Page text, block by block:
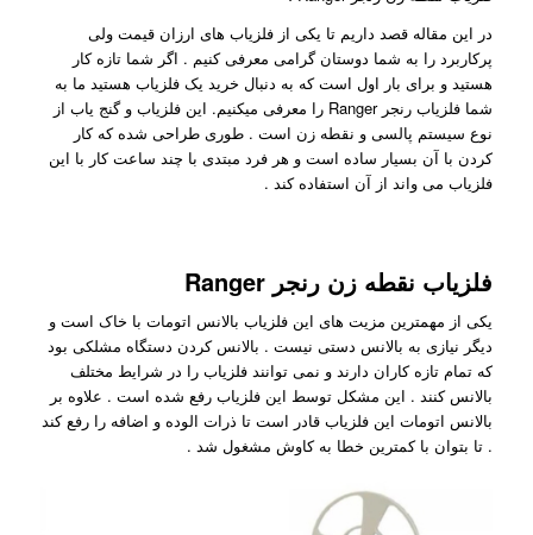
در این مقاله قصد داریم تا یکی از فلزیاب های ارزان قیمت ولی
پرکاربرد را به شما دوستان گرامی معرفی کنیم . اگر شما تازه کار
هستید و برای بار اول است که به دنبال خرید یک فلزیاب هستید ما به
شما فلزیاب رنجر Ranger را معرفی میکنیم. این فلزیاب و گنج یاب از
نوع سیستم پالسی و نقطه زن است . طوری طراحی شده که کار
کردن با آن بسیار ساده است و هر فرد مبتدی با چند ساعت کار با این
فلزیاب می واند از آن استفاده کند .
فلزیاب نقطه زن رنجر Ranger
یکی از مهمترین مزیت های این فلزیاب بالانس اتومات با خاک است و
دیگر نیازی به بالانس دستی نیست . بالانس کردن دستگاه مشلکی بود
که تمام تازه کاران دارند و نمی توانند فلزیاب را در شرایط مختلف
بالانس کنند . این مشکل توسط این فلزیاب رفع شده است . علاوه بر
بالانس اتومات این فلزیاب قادر است تا ذرات الوده و اضافه را رفع کند
. تا بتوان با کمترین خطا به کاوش مشغول شد .